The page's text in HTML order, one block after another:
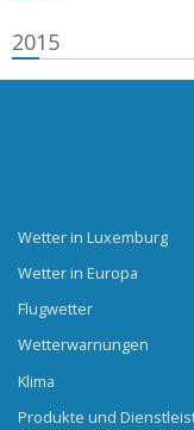
2015
Wetter in Luxemburg
Wetter in Europa
Flugwetter
Wetterwarnungen
Klima
Produkte und